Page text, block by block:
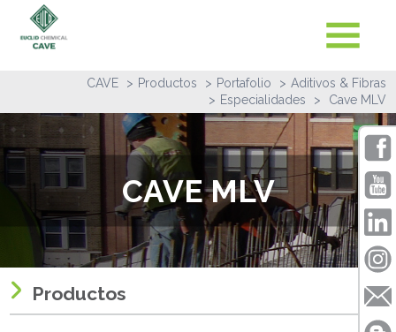
CAVE Productos Portafolio
Aditivos & Fibras
Especialidades
Cave MLV
CAVE MLV
Productos